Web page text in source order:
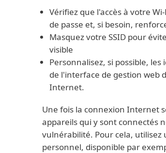
Vérifiez que l'accès à votre
de passe et, si besoin,
Masquez votre SSID pour
visible
Personnalisez, si possible,
de l'interface de gestion web
Internet.
Une fois la connexion Internet
appareils qui y sont connectés
vulnérabilité. Pour cela, utilisez
personnel, disponible par